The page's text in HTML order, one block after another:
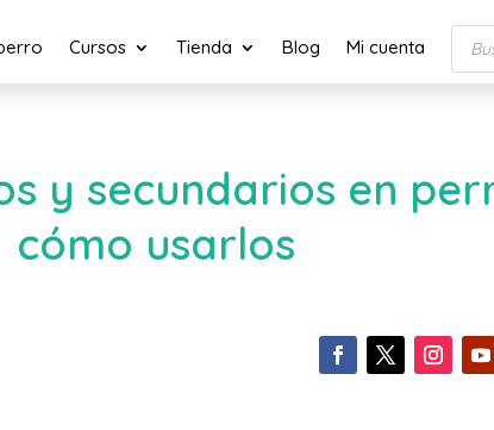
Cursos Tienda Blog Mi cuenta
y secundarios en
cómo usarlos